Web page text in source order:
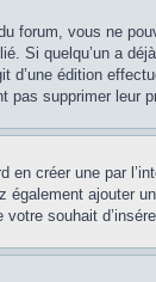
forum, vous ne
Si quelqu’un a
d’une édition
supprimer leur
en créer une par
également
souhait